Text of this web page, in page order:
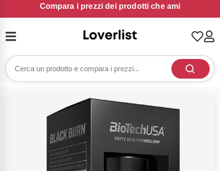
Compara i prezzi dei prodotti che ami